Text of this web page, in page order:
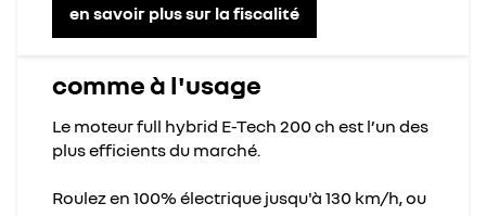
en savoir plus sur la fiscalité
comme à l'usage
Le moteur full hybrid E-Tech 200 ch est l’un des
plus efficients du marché.
Roulez en 100% électrique jusqu'à 130 km/h, ou